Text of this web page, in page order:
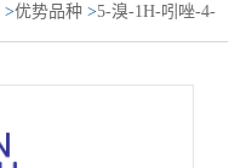
>优势品种 >5-溴-1H-吲唑-4-